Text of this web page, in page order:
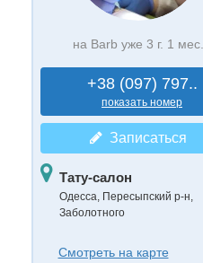
на Barb уже 3 г. 1 мес.
+38 (097) 797..
показать номер
Записаться
Тату-салон
Одесса, Пересыпский р-н,
Заболотного
Смотреть на карте